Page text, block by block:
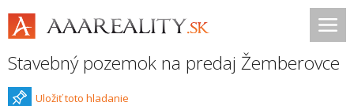
Stavebný pozemok na predaj Žemberovce
Uložiť toto hladanie